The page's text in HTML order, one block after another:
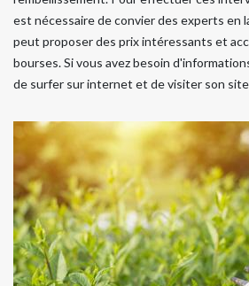
est nécessaire de convier des experts en
peut proposer des prix intéressants et
bourses. Si vous avez besoin
de surfer sur internet et de visiter son